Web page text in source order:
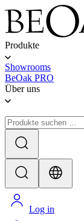
Produkte
Showrooms
BeOak PRO
Über uns
Log in